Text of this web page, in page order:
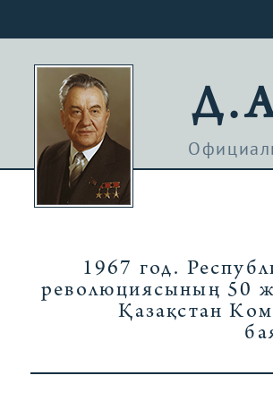
1967 год.
революциясының 50
Қазақстан